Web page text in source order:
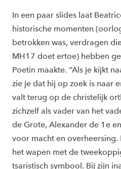
In een paar slides laat
historische momenten
betrokken was, verdragen
MH17 doet ertoe) hebben
Poetin maakte. “Als je kijkt
zie je dat hij op zoek is naar
valt terug op de christelijk
zichzelf als vader van het
de Grote, Alexander de 1e
voor macht en
het wapen met de
tsaristisch symbool. Bij zijn